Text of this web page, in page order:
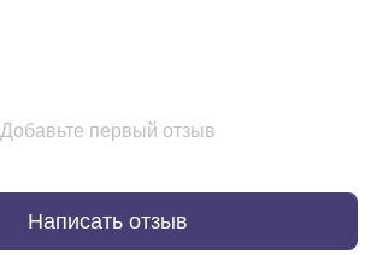
Добавьте первый отзыв
Написать отзыв